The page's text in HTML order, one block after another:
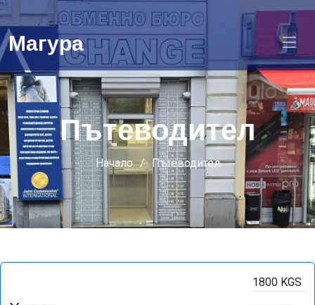
Магура
Пътеводител
Начало Пътеводител
1800 KGS